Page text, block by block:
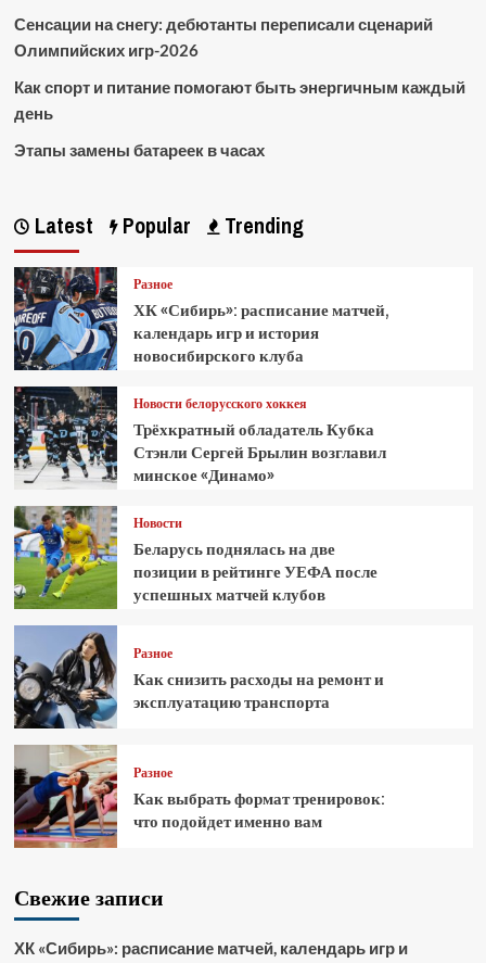
Сенсации на снегу: дебютанты переписали сценарий
Олимпийских игр-2026
Как спорт и питание помогают быть энергичным каждый
день
Этапы замены батареек в часах
Latest Popular Trending
Разное
ХК «Сибирь»: расписание матчей,
календарь игр и история
новосибирского клуба
Новости белорусского хоккея
Трёхкратный обладатель Кубка
Стэнли Сергей Брылин возглавил
минское «Динамо»
Новости
Беларусь поднялась на две
позиции в рейтинге УЕФА после
успешных матчей клубов
Разное
Как снизить расходы на ремонт и
эксплуатацию транспорта
Разное
Как выбрать формат тренировок:
что подойдет именно вам
Свежие записи
ХК «Сибирь»: расписание матчей, календарь игр и